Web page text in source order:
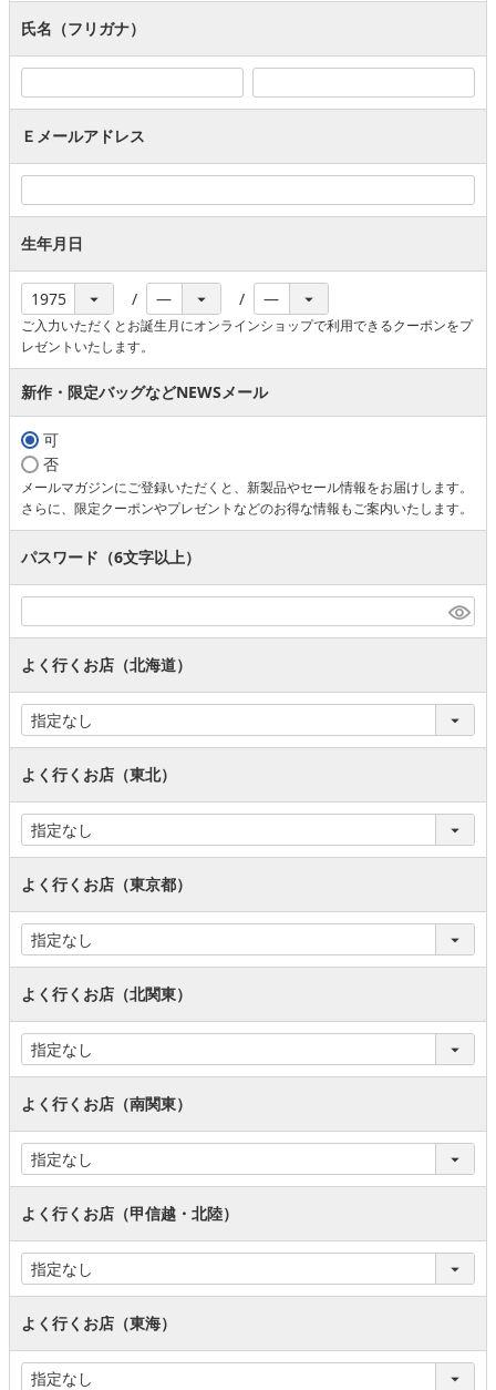
氏名（フリガナ）
Ｅメールアドレス
生年月日
ご入力いただくとお誕生月にオンラインショップで利用できるクーポンをプ
レゼントいたします。
新作・限定バッグなどNEWSメール
可
否
メールマガジンにご登録いただくと、新製品やセール情報をお届けします。
さらに、限定クーポンやプレゼントなどのお得な情報もご案内いたします。
パスワード（6文字以上）
よく行くお店（北海道）
よく行くお店（東北）
よく行くお店（東京都）
よく行くお店（北関東）
よく行くお店（南関東）
よく行くお店（甲信越・北陸）
よく行くお店（東海）